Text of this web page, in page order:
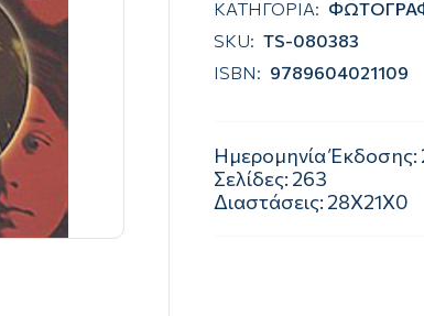
ΚΑΤΗΓΟΡΙΑ:
SKU: TS-080383
ISBN: 9789604021109
Ημερομηνία Έκδοσης:
Σελίδες: 263
Διαστάσεις: 28Χ21Χ0